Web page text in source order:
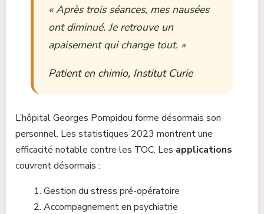
« Après trois séances, mes nausées
ont diminué. Je retrouve un
apaisement qui change tout. »
Patient en chimio, Institut Curie
L’hôpital Georges Pompidou forme désormais son
personnel. Les statistiques 2023 montrent une
efficacité notable contre les TOC. Les applications
couvrent désormais :
Gestion du stress pré-opératoire
Accompagnement en psychiatrie